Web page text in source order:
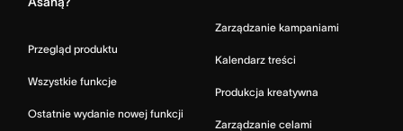
Przegląd produktu
Wszystkie funkcje
Ostatnie wydanie nowej funkcji
Zarządzanie kampaniami
Kalendarz treści
Produkcja kreatywna
Zarządzanie celami